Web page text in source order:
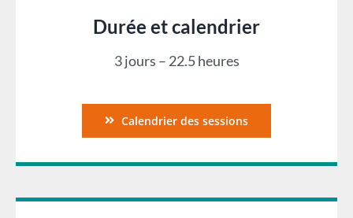
Durée et calendrier
3 jours – 22.5 heures
Calendrier des sessions